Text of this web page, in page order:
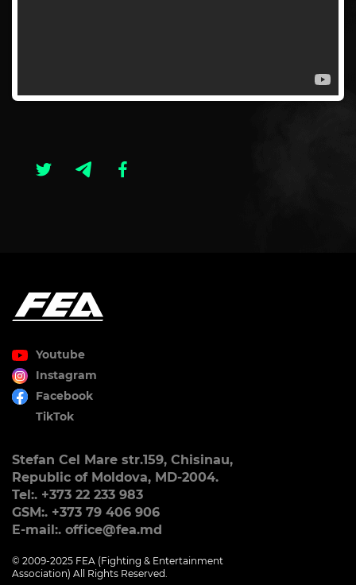
Youtube
Instagram
Facebook
TikTok
Stefan Cel Mare str.159, Chisinau,
Republic of Moldova, MD-2004.
Tel:. +373 22 233 983
GSM:. +373 79 406 906
E-mail:. office@fea.md
© 2009-2025 FEA (Fighting & Entertainment
Association) All Rights Reserved.